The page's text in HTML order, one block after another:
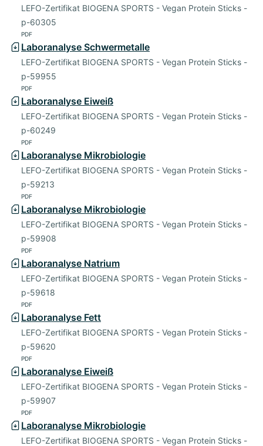
LEFO-Zertifikat BIOGENA SPORTS - Vegan Protein Sticks -
p-60305
PDF
Laboranalyse Schwermetalle
LEFO-Zertifikat BIOGENA SPORTS - Vegan Protein Sticks -
p-59955
PDF
Laboranalyse Eiweiß
LEFO-Zertifikat BIOGENA SPORTS - Vegan Protein Sticks -
p-60249
PDF
Laboranalyse Mikrobiologie
LEFO-Zertifikat BIOGENA SPORTS - Vegan Protein Sticks -
p-59213
PDF
Laboranalyse Mikrobiologie
LEFO-Zertifikat BIOGENA SPORTS - Vegan Protein Sticks -
p-59908
PDF
Laboranalyse Natrium
LEFO-Zertifikat BIOGENA SPORTS - Vegan Protein Sticks -
p-59618
PDF
Laboranalyse Fett
LEFO-Zertifikat BIOGENA SPORTS - Vegan Protein Sticks -
p-59620
PDF
Laboranalyse Eiweiß
LEFO-Zertifikat BIOGENA SPORTS - Vegan Protein Sticks -
p-59907
PDF
Laboranalyse Mikrobiologie
LEFO-Zertifikat BIOGENA SPORTS - Vegan Protein Sticks -